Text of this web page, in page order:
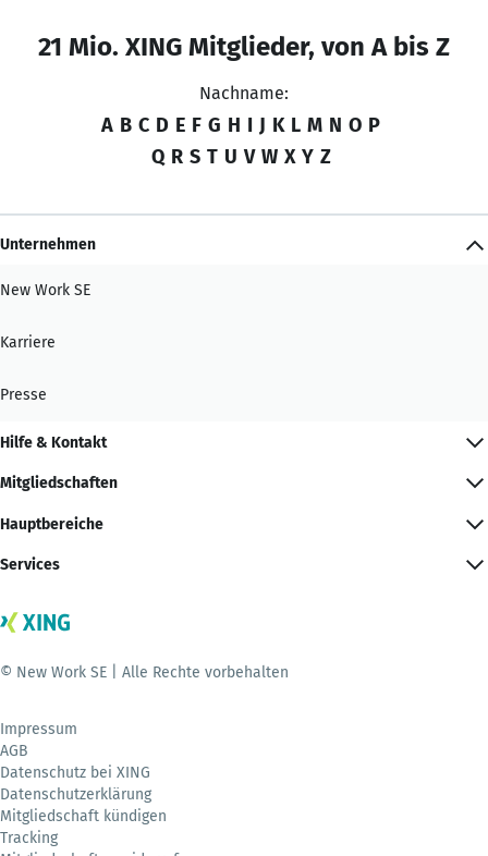
21 Mio. XING Mitglieder, von A bis Z
Nachname:
A B C D E F G H I J K L M N O P
Q R S T U V W X Y Z
Unternehmen
New Work SE
Karriere
Presse
Hilfe & Kontakt
Mitgliedschaften
Hauptbereiche
Services
© New Work SE | Alle Rechte vorbehalten
Impressum
AGB
Datenschutz bei XING
Datenschutzerklärung
Mitgliedschaft kündigen
Tracking